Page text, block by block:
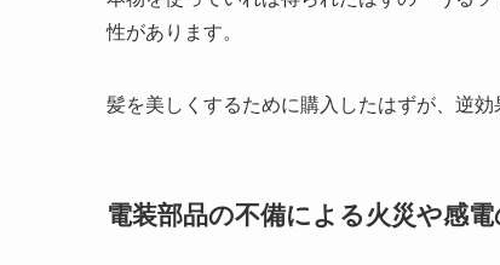
性があります。
髪を美しくするために購入したはずが、逆
電装部品の不備による火災や感